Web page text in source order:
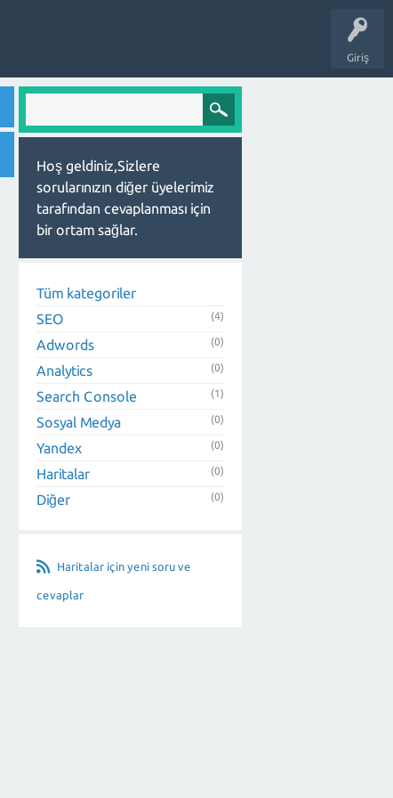
Giriş
Hoş geldiniz,Sizlere
sorularınızın diğer üyelerimiz
tarafından cevaplanması için
bir ortam sağlar.
Tüm kategoriler
SEO
(4)
Adwords (0)
Analytics (0)
Search Console (1)
Sosyal Medya (0)
Yandex (0)
Haritalar (0)
Diğer (0)
Haritalar için yeni soru ve
cevaplar